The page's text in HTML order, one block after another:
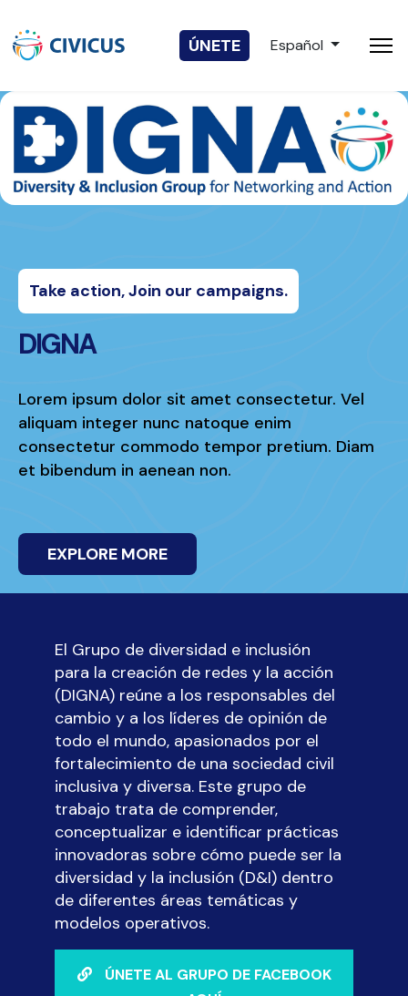
ÚNETE Seleccione su
Español
Take action, Join our campaigns.
DIGNA
Lorem ipsum dolor sit amet consectetur. Vel
aliquam integer nunc natoque enim
consectetur commodo tempor pretium. Diam
et bibendum in aenean non.
EXPLORE MORE
El Grupo de diversidad e inclusión
para la creación de redes y la acción
(DIGNA) reúne a los responsables del
cambio y a los líderes de opinión de
todo el mundo, apasionados por el
fortalecimiento de una sociedad civil
inclusiva y diversa. Este grupo de
trabajo trata de comprender,
conceptualizar e identificar prácticas
innovadoras sobre cómo puede ser la
diversidad y la inclusión (D&I) dentro
de diferentes áreas temáticas y
modelos operativos.
ÚNETE AL GRUPO DE FACEBOOK